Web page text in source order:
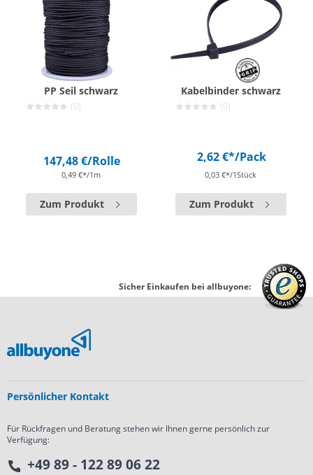
PP Seil schwarz
(0)
147,48 €/Rolle
0,49 €*/1m
Zum Produkt
Kabelbinder schwarz
(0)
2,62 €*/Pack
0,03 €*/1Stück
Zum Produkt
Sicher Einkaufen bei allbuyone:
Persönlicher Kontakt
Für Rückfragen und Beratung stehen wir Ihnen gerne persönlich zur
Verfügung:
+49 89 - 122 89 06 22